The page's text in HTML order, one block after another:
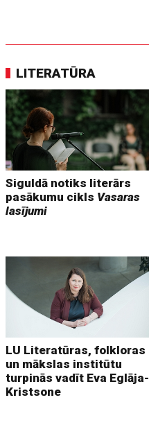
LITERATŪRA
Siguldā notiks literārs
pasākumu cikls Vasaras
lasījumi
LU Literatūras, folkloras
un mākslas institūtu
turpinās vadīt Eva Eglāja-
Kristsone